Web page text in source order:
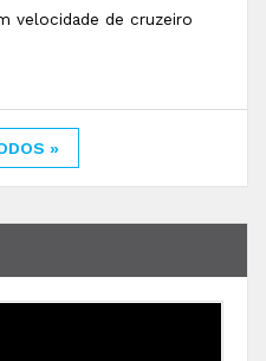
velocidade de cruzeiro
»